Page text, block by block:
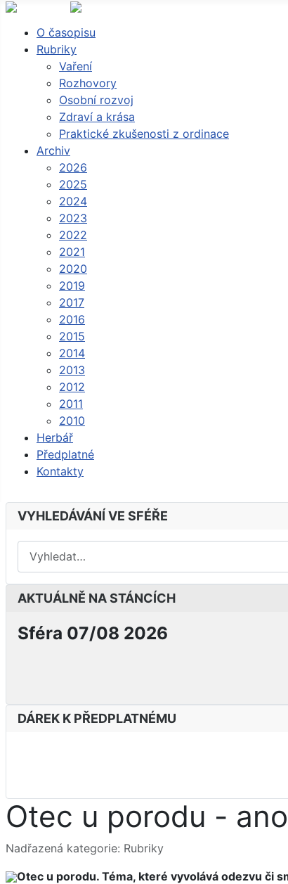
O časopisu
Rubriky
Vaření
Rozhovory
Osobní rozvoj
Zdraví a krása
Praktické zkušenosti z ordinace
Archiv
2026
2025
2024
2023
2022
2021
2020
2019
2017
2016
2015
2014
2013
2012
2011
2010
Herbář
Předplatné
Kontakty
VYHLEDÁVÁNÍ VE SFÉŘE
AKTUÁLNĚ NA STÁNCÍCH
Sféra 07/08 2026
DÁREK K PŘEDPLATNÉMU
Otec u porodu -
Základní údaje
Nadřazená kategorie: Rubriky
Otec u porodu. Téma, které vyvolává odezvu či